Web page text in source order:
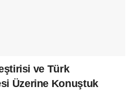
ve Türk
Üzerine Konuştuk